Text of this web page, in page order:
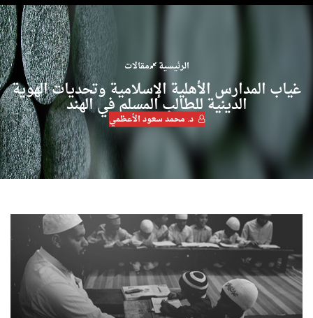
navigation
الرئيسية مقالات
غياب المدارس الأهلية الإسلامية وتحديات الهوية
الدينية للطالب المسلم في الهند
د. محمد سعود الأعظمي